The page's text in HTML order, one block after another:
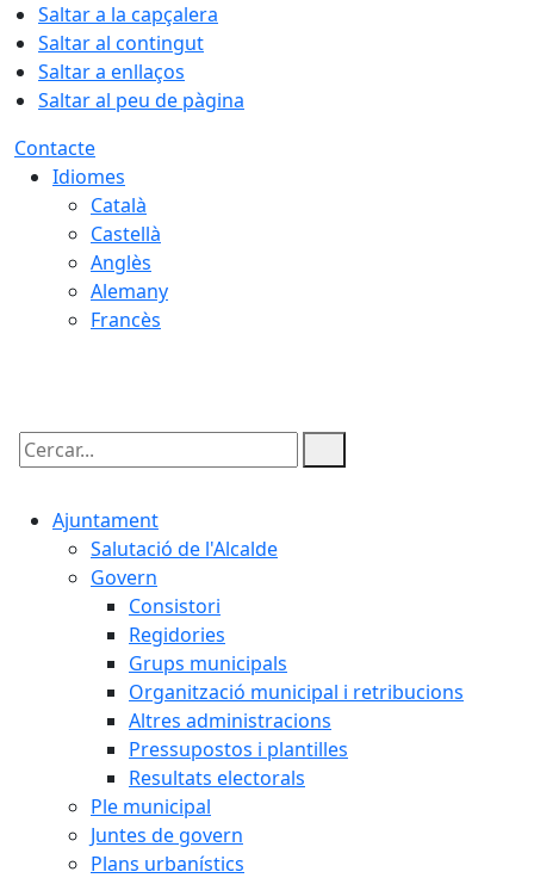
Saltar a la capçalera
Saltar al contingut
Saltar a enllaços
Saltar al peu de pàgina
Contacte
Idiomes
Català
Castellà
Anglès
Alemany
Francès
Cercar:
Ajuntament
Salutació de l'Alcalde
Govern
Consistori
Regidories
Grups municipals
Organització municipal i retribucions
Altres administracions
Pressupostos i plantilles
Resultats electorals
Ple municipal
Juntes de govern
Plans urbanístics